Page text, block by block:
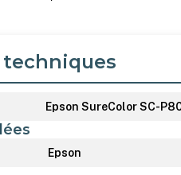
Epson SureColor SC-
Epson